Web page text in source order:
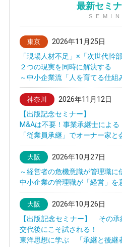
最新セミ
東京
2026年11月25日
「現場人材不足」×「次世代幹部
２つの現実を同時に解決する
～中小企業流「人を育てる仕組
神奈川
2026年11月12日
【出版記念セミナー】
M&Aは不要！事業承継士による
「従業員承継」でオーナー家
大阪
2026年10月27日
～経営者の危機意識が管理職に
中小企業の管理職が「経営」を
大阪
2026年10月26日
【出版記念セミナー】 その
交代後にこそ試される！
東洋思想に学ぶ 「承継と後継